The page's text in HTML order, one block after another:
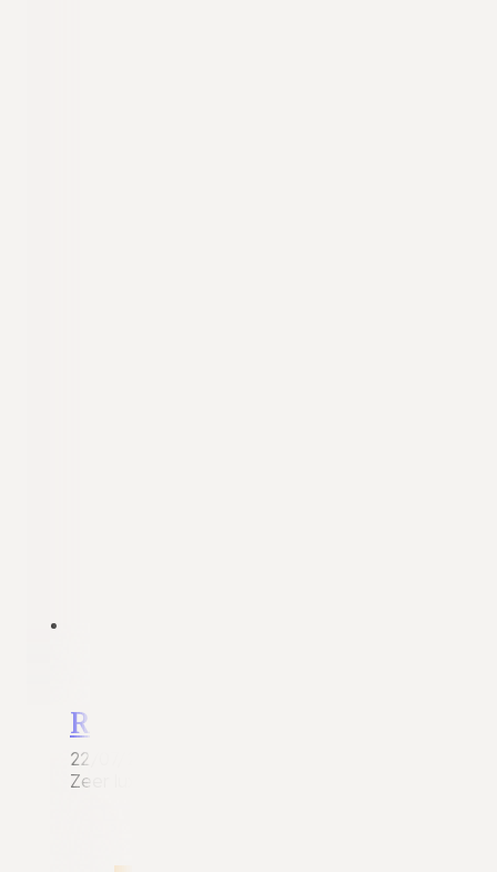
Renault Talisman
22/07/2026
Zeer luxe en krachtige Renault Talisman Estate